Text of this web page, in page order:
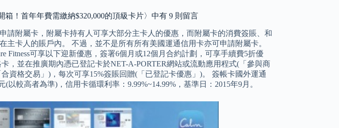
箱！首年年費需繳納$320,000的頂級卡片〉中有 9 則留言
請附屬卡，附屬卡持有人可享大部分主卡人的優惠，而附屬卡的消費簽賬、和
主卡人的賬戶內。 不過，並不是所有所有美國運通信用卡亦可申請附屬卡。
Fitness可享以下迎新優惠，簽署6個月或12個月合約計劃，可享手續費5折優
，並在推廣期內憑已登記卡於NET-A-PORTER網站或流動應用程式(「參與商
資格交易」)，每次可享15%簽賬回贈(「已登記卡優惠」)。 簽帳卡國外運通
以較高者為準)，信用卡循環利率：9.99%~14.99%，基準日：2015年9月。